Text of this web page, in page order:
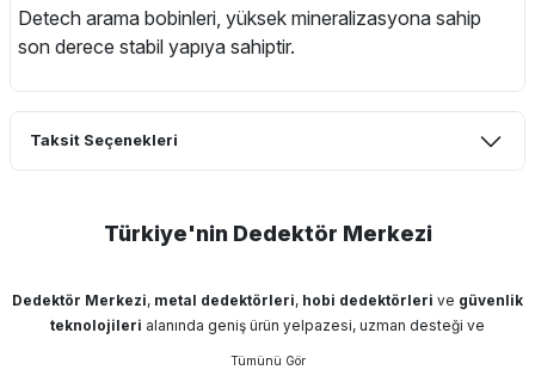
Detech arama bobinleri, yüksek mineralizasyona sahip
son derece stabil yapıya sahiptir.
Taksit Seçenekleri
Türkiye'nin Dedektör Merkezi
Dedektör Merkezi, metal dedektörleri, hobi dedektörleri ve güvenlik
teknolojileri alanında geniş ürün yelpazesi, uzman desteği ve